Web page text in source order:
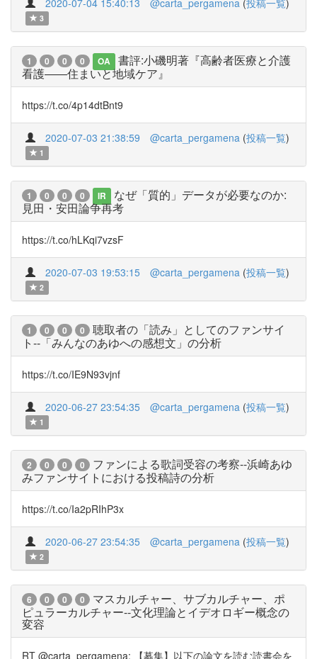
2020-07-04 15:40:13 @carta_pergamena (投稿一覧)
3
1 0 0 0 OA
書評:小磯明著『高齢者医療と介護
看護――住まいと地域ケア』
https://t.co/4p14dtBnt9
2020-07-03 21:38:59 @carta_pergamena (投稿一覧)
1
1 0 0 0 IR
なぜ「質的」データが必要なのか:
見田・安田論争再考
https://t.co/hLKqi7vzsF
2020-07-03 19:53:15 @carta_pergamena (投稿一覧)
2
1 0 0 0
聴取者の「読み」としてのファンサイ
ト--「みんなのあゆへの感想文」の分析
https://t.co/IE9N93vjnf
2020-06-27 23:54:35 @carta_pergamena (投稿一覧)
1
2 0 0 0
ファンによる歌詞受容の考察--浜崎あゆ
みファンサイトにおける投稿詩の分析
https://t.co/Ia2pRIhP3x
2020-06-27 23:54:35 @carta_pergamena (投稿一覧)
2
6 0 0 0
マスカルチャー、サブカルチャー、ポ
ピュラーカルチャー--文化理論とイデオロギー概念の
変容
RT @carta_pergamena: 【募集】以下の論文を読む読書会を